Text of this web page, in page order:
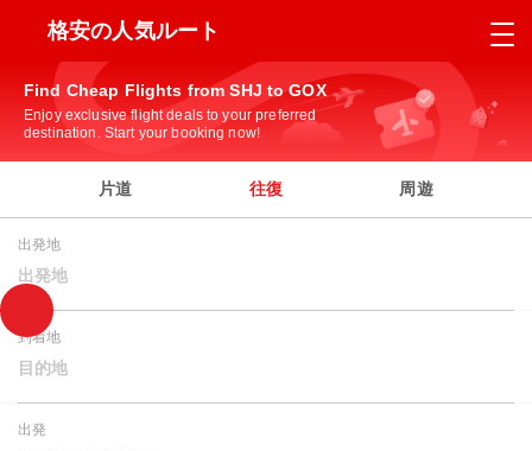
格安の人気ルート
Find Cheap Flights from SHJ to GOX
Enjoy exclusive flight deals to your preferred
destination. Start your booking now!
片道 往復 周遊
出発地
出発地
到着地
目的地
出発